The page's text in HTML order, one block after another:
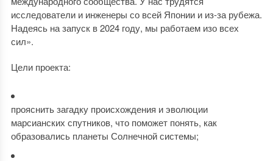
исследователи и инженеры со всей Японии и из-за рубежа.
Надеясь на запуск в 2024 году, мы работаем изо всех
сил».
Цели проекта:
прояснить загадку происхождения и эволюции
марсианских спутников, что поможет понять, как
образовались планеты Солнечной системы;